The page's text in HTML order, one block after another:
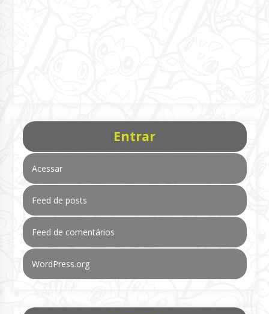
Entrar
Acessar
Feed de posts
Feed de comentários
WordPress.org